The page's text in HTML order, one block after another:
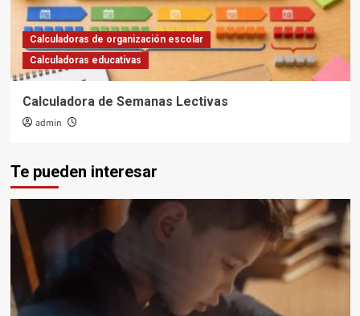
Calculadoras de organización escolar
Calculadoras educativas
Calculadora de Semanas Lectivas
admin
Te pueden interesar